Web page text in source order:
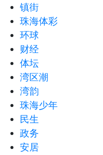
镇街
珠海体彩
环球
财经
体坛
湾区潮
湾韵
珠海少年
民生
政务
安居